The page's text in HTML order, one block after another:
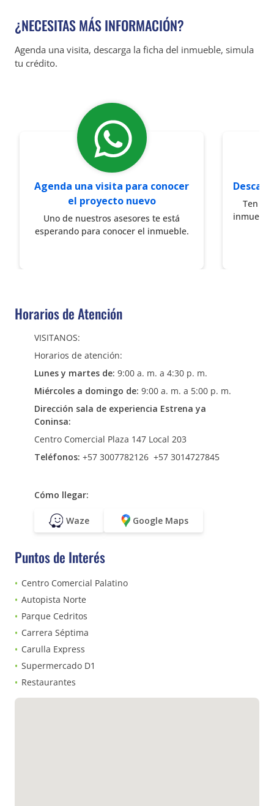
¿NECESITAS MÁS INFORMACIÓN?
Agenda una visita, descarga la ficha del inmueble, simula
tu crédito.
Agenda una visita para conocer
el proyecto nuevo
Uno de nuestros asesores te está
esperando para conocer el inmueble.
Ten a
inmueble
Horarios de Atención
VISITANOS:
Horarios de atención:
Lunes y martes de: 9:00 a. m. a 4:30 p. m.
Miércoles a domingo de: 9:00 a. m. a 5:00 p. m.
Dirección sala de experiencia Estrena ya
Coninsa:
Centro Comercial Plaza 147 Local 203
Teléfonos: +57 3007782126 +57 3014727845
Cómo llegar:
Waze Google Maps
Puntos de Interés
Centro Comercial Palatino
Autopista Norte
Parque Cedritos
Carrera Séptima
Carulla Express
Supermercado D1
Restaurantes